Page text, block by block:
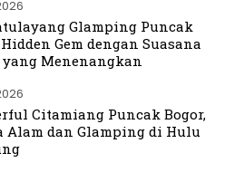
Glamping Puncak
Gem dengan Suasana
Menenangkan
Citamiang Puncak Bogor,
Alam dan Glamping di Hulu